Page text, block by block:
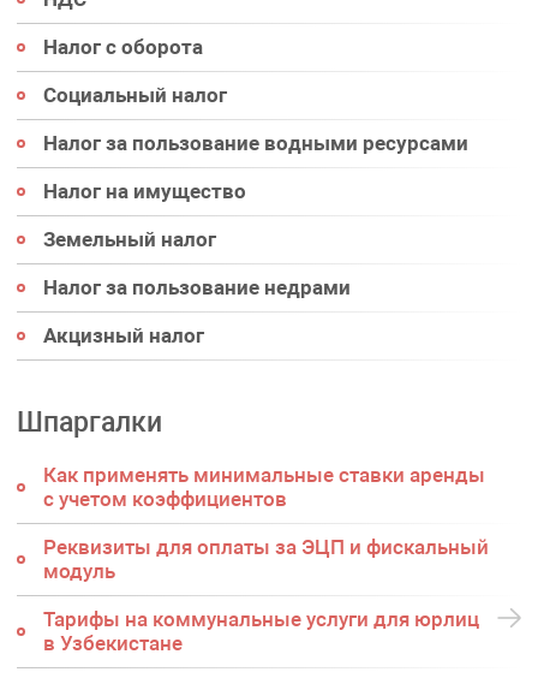
Налог с оборота
Социальный налог
Налог за пользование водными ресурсами
Налог на имущество
Земельный налог
Налог за пользование недрами
Акцизный налог
Шпаргалки
Как применять минимальные ставки аренды
с учетом коэффициентов
Реквизиты для оплаты за ЭЦП и фискальный
модуль
Тарифы на коммунальные услуги для юрлиц
в Узбекистане